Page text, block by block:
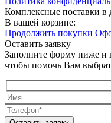
Комплексные поставки
В вашей корзине:
Продолжить покупки
Оставить заявку
Заполните форму ниже и
чтобы помочь Вам